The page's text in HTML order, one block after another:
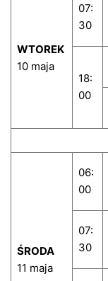
WTOREK
10 maja
07:
30
18:
00
ŚRODA
11 maja
06:
00
07:
30